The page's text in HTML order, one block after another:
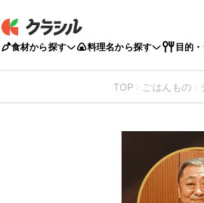
食材から探す 料理名から探す 目的
TOP ごはんもの